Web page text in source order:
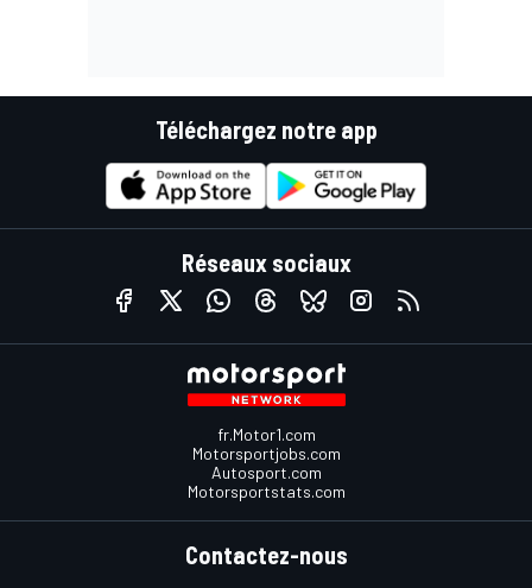
Téléchargez notre app
Réseaux sociaux
fr.Motor1.com
Motorsportjobs.com
Autosport.com
Motorsportstats.com
Contactez-nous